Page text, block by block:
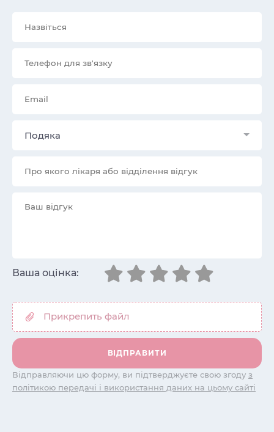
Подяка
Ваша оцінка:
Відправляючи цю форму, ви підтверджуєте свою згоду з
політикою передачі і використання даних на цьому сайті